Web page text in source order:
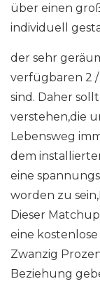
über einen
individuell
der sehr
verfügbaren 2 /
sind. Daher
verstehen,die
Lebensweg
dem
eine
worden zu
Dieser
eine
Zwanzig
Beziehung